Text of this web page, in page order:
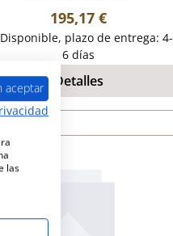
Precio normal:
195,17 €
Disponible, plazo de entrega: 4-
6 días
Detalles
aceptar
las